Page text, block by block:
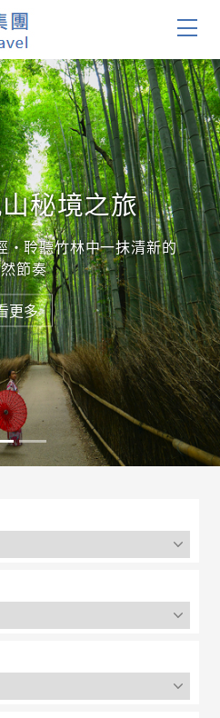
秘境之旅
・聆聽竹林中一抹清新的
節奏
更多